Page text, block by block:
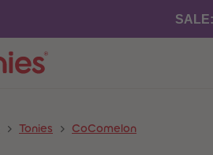
Tonies CoComelon